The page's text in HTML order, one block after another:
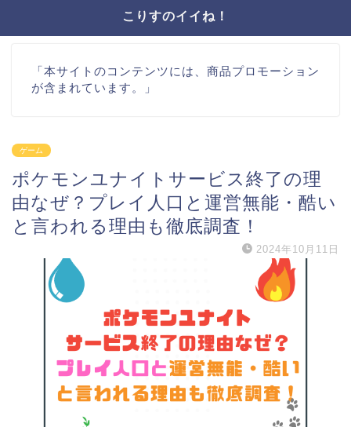
こりすのイイね！
「本サイトのコンテンツには、商品プロモーション
が含まれています。」
ゲーム
ポケモンユナイトサービス終了の理
由なぜ？プレイ人口と運営無能・酷い
と言われる理由も徹底調査！
2024年10月11日